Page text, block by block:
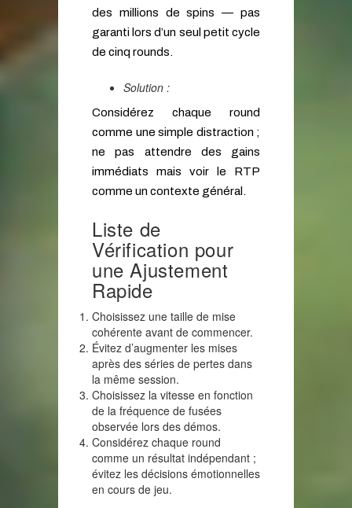
des millions de spins — pas
garanti lors d’un seul petit cycle
de cinq rounds.
Solution :
Considérez chaque round
comme une simple distraction ;
ne pas attendre des gains
immédiats mais voir le RTP
comme un contexte général.
Liste de
Vérification pour
une Ajustement
Rapide
Choisissez une taille de mise
cohérente avant de commencer.
Évitez d’augmenter les mises
après des séries de pertes dans
la même session.
Choisissez la vitesse en fonction
de la fréquence de fusées
observée lors des démos.
Considérez chaque round
comme un résultat indépendant ;
évitez les décisions émotionnelles
en cours de jeu.